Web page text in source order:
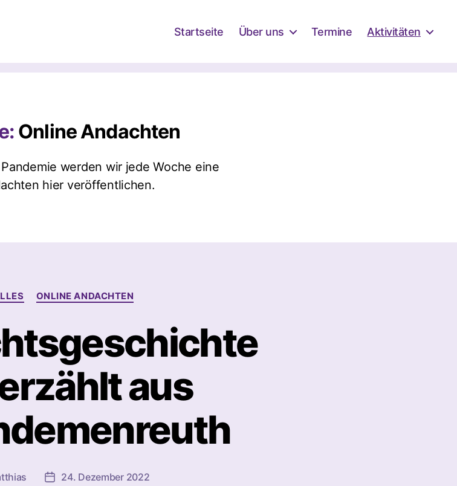
Startseite Über uns Termine Aktivitäten
Online Andachten
werden wir jede Woche eine
hier veröffentlichen.
Kategorien
ONLINE ANDACHTEN
aus
Beitragsdatum
24. Dezember 2022